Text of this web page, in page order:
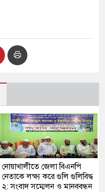
নোয়াখালীতে জেলা বিএনপি
নেতাকে লক্ষ্য করে গুলি গুলিবিদ্ধ
২: সংবাদ সম্মেলন ও মানববন্ধন